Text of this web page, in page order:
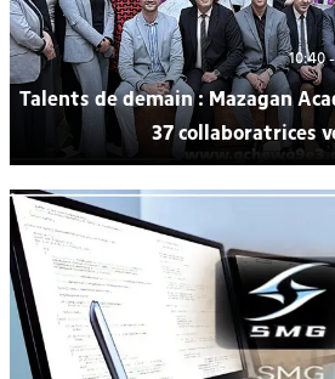
Talents de demain : Mazagan
37 collaboratrices